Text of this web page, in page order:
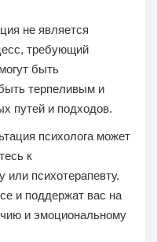
не является
требующий
быть
терпеливым и
путей и подходов.
психолога может
к
или психотерапевту.
и поддержат вас на
и эмоциональному